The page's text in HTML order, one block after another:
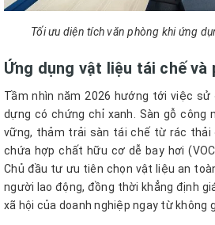
Tối ưu diện tích văn phòng khi ứng
Ứng dụng vật liệu tái chế và
Tầm nhìn năm 2026 hướng tới việc sử
dựng có chứng chỉ xanh. Sàn gỗ công
vững, thảm trải sàn tái chế từ rác thải
chứa hợp chất hữu cơ dễ bay hơi
Chủ đầu tư ưu tiên chọn vật liệu an
người lao động, đồng thời khẳng định
xã hội của doanh nghiệp ngay từ không